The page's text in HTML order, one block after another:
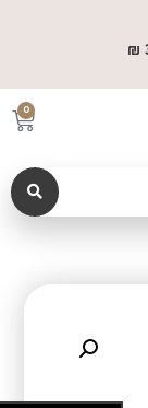
משלוח חינם ברכישה מעל 350 ₪
0